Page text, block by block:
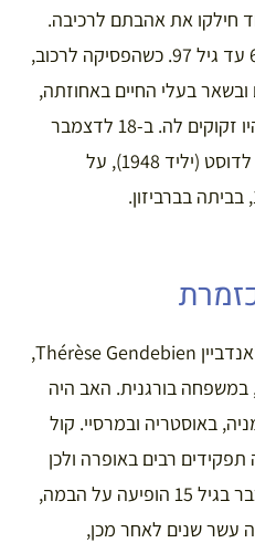
חילקו את אהבתם לרכיבה.
מרז’אן רכבה על סוסים מגיל 6 עד גיל 97. כשהפסיקה לרכוב,
בעלי החיים באחוזתה,
כלבים, תרנגולות וציפורים, שהיו זקוקים לה. ב-18 לדצמבר
האחרון, הודיע בנה, פיליפ דה לדוסט (יליד 1948), על
מרז’אן, בשמה האמתי, תרז ז’אנדביין Thérèse Gendebien,
סור-מר, במשפחה בורגנית. האב היה
באוסטריה ובמרסיי. קול
רבים באופרה ולכן
החליטה לפנות למיוזיק הול. כבר בגיל 15 הופיעה על הבמה,
עשר שנים לאחר מכן,